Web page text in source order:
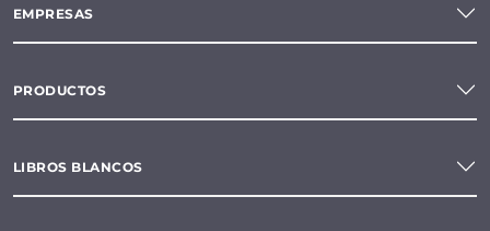
EMPRESAS
PRODUCTOS
LIBROS BLANCOS